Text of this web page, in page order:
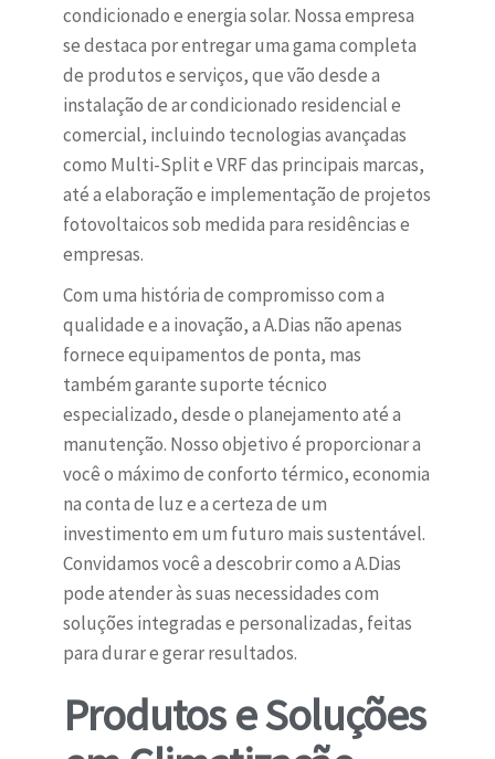
condicionado e energia solar. Nossa empresa
se destaca por entregar uma gama completa
de produtos e serviços, que vão desde a
instalação de ar condicionado residencial e
comercial, incluindo tecnologias avançadas
como Multi-Split e VRF das principais marcas,
até a elaboração e implementação de projetos
fotovoltaicos sob medida para residências e
empresas.
Com uma história de compromisso com a
qualidade e a inovação, a A.Dias não apenas
fornece equipamentos de ponta, mas
também garante suporte técnico
especializado, desde o planejamento até a
manutenção. Nosso objetivo é proporcionar a
você o máximo de conforto térmico, economia
na conta de luz e a certeza de um
investimento em um futuro mais sustentável.
Convidamos você a descobrir como a A.Dias
pode atender às suas necessidades com
soluções integradas e personalizadas, feitas
para durar e gerar resultados.
Produtos e Soluções